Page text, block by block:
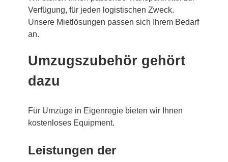
Verfügung, für jeden logistischen Zweck.
Unsere Mietlösungen passen sich Ihrem Bedarf
an.
Umzugszubehör gehört
dazu
Für Umzüge in Eigenregie bieten wir Ihnen
kostenloses Equipment.
Leistungen der